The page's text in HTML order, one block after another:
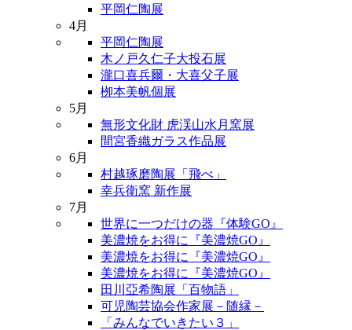
平岡仁陶展
4月
平岡仁陶展
木ノ戸久仁子大投石展
瀧口喜兵爾・大喜父子展
栁本美帆個展
5月
無形文化財 虎渓山水月窯展
間宮香織ガラス作品展
6月
村越琢磨陶展「飛べ」
幸兵衛窯 新作展
7月
世界に一つだけの器『体験GO』
美濃焼をお得に『美濃焼GO』
美濃焼をお得に『美濃焼GO』
美濃焼をお得に『美濃焼GO』
田川亞希陶展「百物語」
可児陶芸協会作家展－随縁－
「みんなでいきたい３」